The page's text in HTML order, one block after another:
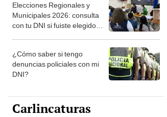
Elecciones Regionales y
Municipales 2026: consulta
con tu DNI si fuiste elegido
la ONPE
¿Cómo saber si tengo
denuncias policiales con mi
DNI?
Carlincaturas